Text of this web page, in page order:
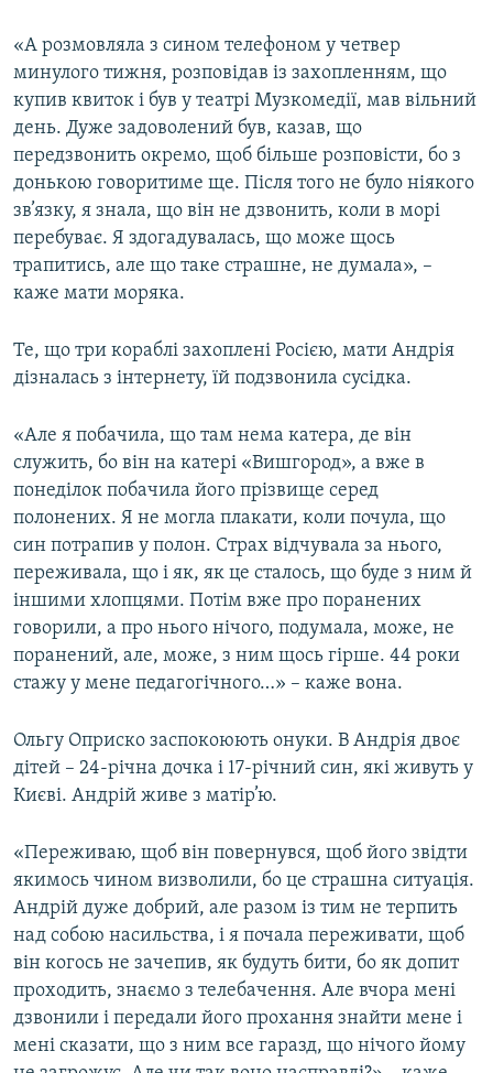
«А розмовляла з сином телефоном у четвер
минулого тижня, розповідав із захопленням, що
купив квиток і був у театрі Музкомедії, мав вільний
день. Дуже задоволений був, казав, що
передзвонить окремо, щоб більше розповісти, бо з
донькою говоритиме ще. Після того не було ніякого
зв’язку, я знала, що він не дзвонить, коли в морі
перебуває. Я здогадувалась, що може щось
трапитись, але що таке страшне, не думала», –
каже мати моряка.
Те, що три кораблі захоплені Росією, мати Андрія
дізналась з інтернету, їй подзвонила сусідка.
«Але я побачила, що там нема катера, де він
служить, бо він на катері «Вишгород», а вже в
понеділок побачила його прізвище серед
полонених. Я не могла плакати, коли почула, що
син потрапив у полон. Страх відчувала за нього,
переживала, що і як, як це сталось, що буде з ним й
іншими хлопцями. Потім вже про поранених
говорили, а про нього нічого, подумала, може, не
поранений, але, може, з ним щось гірше. 44 роки
стажу у мене педагогічного…» – каже вона.
Ольгу Оприско заспокоюють онуки. В Андрія двоє
дітей – 24-річна дочка і 17-річний син, які живуть у
Києві. Андрій живе з матір’ю.
«Переживаю, щоб він повернувся, щоб його звідти
якимось чином визволили, бо це страшна ситуація.
Андрій дуже добрий, але разом із тим не терпить
над собою насильства, і я почала переживати, щоб
він когось не зачепив, як будуть бити, бо як допит
проходить, знаємо з телебачення. Але вчора мені
дзвонили і передали його прохання знайти мене і
мені сказати, що з ним все гаразд, що нічого йому